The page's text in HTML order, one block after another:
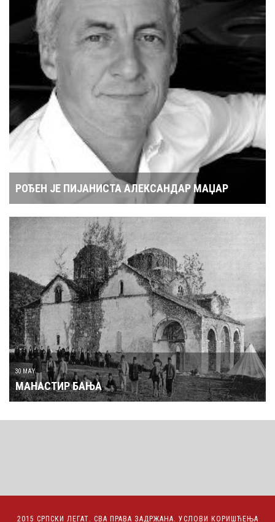
РОЂЕН ЈЕ ПИЈАНИСТА АЛЕКСАНДАР МАЏАР
30 MAY
МАНАСТИР БАЊА
2015 СРПСКИ ЛЕГАТ. СВА ПРАВА ЗАДРЖАНА. УСЛОВИ КОРИШЋЕЊА